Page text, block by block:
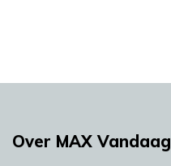
Over MAX Vandaag